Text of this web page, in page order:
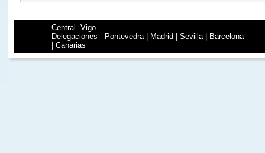
Central- Vigo
Delegaciones - Pontevedra | Madrid | Sevilla | Barcelona
| Canarias